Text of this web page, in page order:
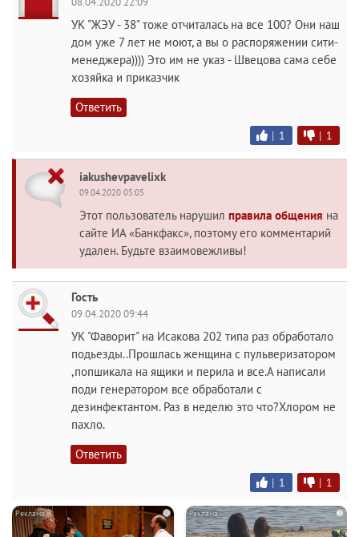
УК "ЖЭУ - 38" тоже отчиталась на все 100? Они наш
дом уже 7 лет не моют, а вы о распоряжении сити-
менеджера)))) Это им не указ - Швецова сама себе
хозяйка и приказчик
Ответить
| 1 | 1
iakushevpavelixk
09.04.2020 05:05
Этот пользователь нарушил правила общения на
сайте ИА «Банкфакс», поэтому его комментарий
удален. Будьте взаимовежливы!
Гость
09.04.2020 09:44
УК "Фаворит" на Исакова 202 типа раз обработало
подьезды..Прошлась женщина с пульверизатором
,попшикала на ящики и перила и все.А написали
поди генератором все обработали с
дезинфектантом. Раз в неделю это что?Хлором не
пахло.
Ответить
| 1 | 1
i i